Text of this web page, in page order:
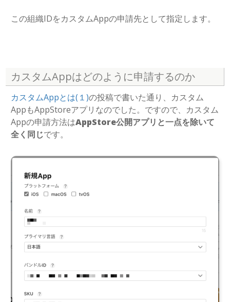
この組織IDをカスタムAppの申請先として指定します。
カスタムAppはどのように申請するのか
カスタムAppとは(１)の投稿で書いた通り、カスタム
AppもAppStoreアプリなのでした。ですので、カスタム
Appの申請方法はAppStore公開アプリと一点を除いて
全く同じです。